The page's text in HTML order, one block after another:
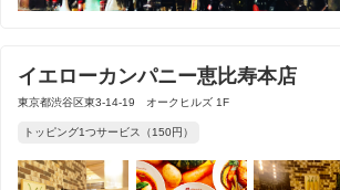
イエローカンパニー恵比寿本店
東京都渋谷区東3-14-19 オークヒルズ 1F
トッピング1つサービス（150円）